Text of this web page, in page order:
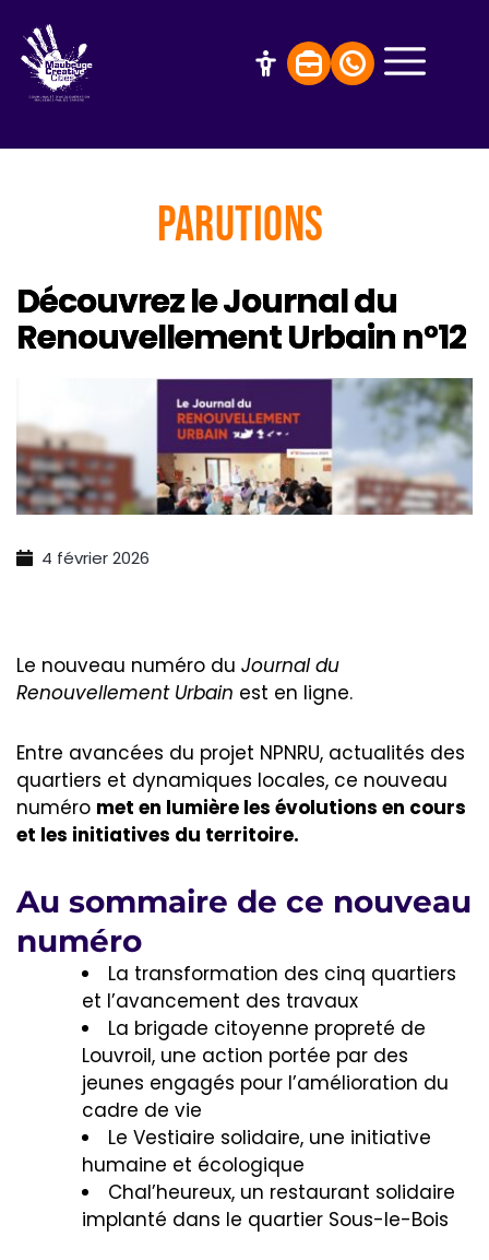
Parutions
Découvrez le Journal du
Renouvellement Urbain n°12
4 février 2026
Le nouveau numéro du Journal du
Renouvellement Urbain est en ligne.
Entre avancées du projet NPNRU, actualités des
quartiers et dynamiques locales, ce nouveau
numéro met en lumière les évolutions en cours
et les initiatives du territoire.
Au sommaire de ce nouveau
numéro
La transformation des cinq quartiers
et l’avancement des travaux
La brigade citoyenne propreté de
Louvroil, une action portée par des
jeunes engagés pour l’amélioration du
cadre de vie
Le Vestiaire solidaire, une initiative
humaine et écologique
Chal’heureux, un restaurant solidaire
implanté dans le quartier Sous-le-Bois